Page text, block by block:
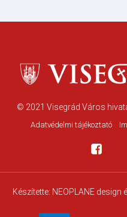
© 2021 Visegrád Város
Adatvédelmi tájékoztató
Készítette: NEOPLANE design